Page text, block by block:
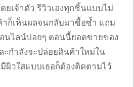
ยเจ้าตัว รีวิวเองทุกชิ้นแบบไม่
าก็เห็นผลจนกลับมาซื้อซ้ำ แถม
นไลน์บ่อยๆ ตอนนี้ยอดขายของ
ะกำลังจะปล่อยสินค้าใหม่ใน
ผิวใสแบบเธอก็ต้องติดตามไว้